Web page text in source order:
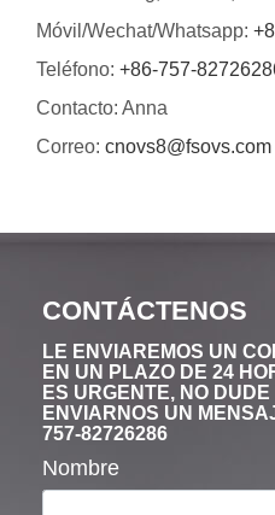
Móvil/Wechat/Whatsapp:
Teléfono: +86-757-
Contacto: Anna
Correo: cnovs8@fsovs.com
CONTÁCTENOS
LE ENVIAREMOS UN
EN UN PLAZO DE 24
ES URGENTE, NO
ENVIARNOS UN
757-82726286
Nombre